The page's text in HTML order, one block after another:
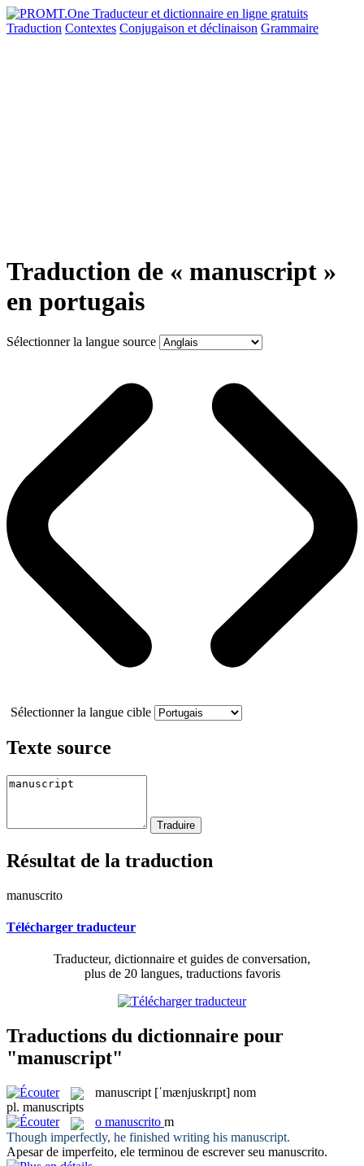
Traduction Contextes Conjugaison et déclinaison Grammaire
Traduction de « manuscript »
en portugais
Sélectionner la langue source
Sélectionner la langue cible
Texte source
Résultat de la traduction
manuscrito
Télécharger traducteur
Traducteur, dictionnaire et guides de conversation,
plus de 20 langues, traductions favoris
Traductions du dictionnaire pour
"manuscript"
manuscript [ˈmænjuskrɪpt] nom
pl. manuscripts
o manuscrito m
Though imperfectly, he finished writing his manuscript.
Apesar de imperfeito, ele terminou de escrever seu manuscrito.